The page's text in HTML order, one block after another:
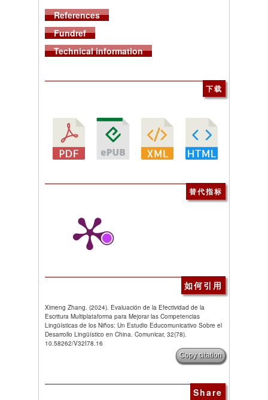
References
Fundref
Technical information
下载
替代指标
如何引用
Ximeng Zhang. (2024). Evaluación de la Efectividad de la
Escritura Multiplataforma para Mejorar las Competencias
Lingüísticas de los Niños: Un Estudio Educomunicativo Sobre el
Desarrollo Lingüístico en China. Comunicar, 32(78).
10.58262/V32I78.16
Copy citation
Share